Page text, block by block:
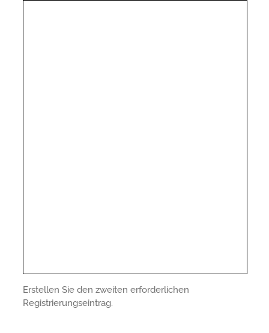
Erstellen Sie den zweiten erforderlichen
Registrierungseintrag.